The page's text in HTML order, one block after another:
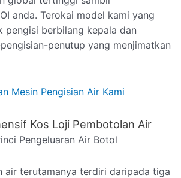
anda. Terokai model kami yang
berbilang kepala dan
penutup yang menjimatkan
Mesin Pengisian Air Kami
Kos Loji Pembotolan Air
Pengeluaran Air Botol
air terutamanya terdiri daripada tiga